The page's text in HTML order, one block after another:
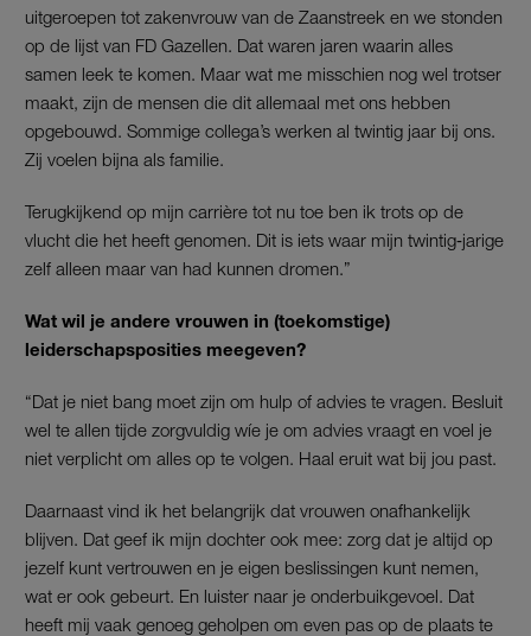
uitgeroepen tot zakenvrouw van de Zaanstreek en we stonden
op de lijst van FD Gazellen. Dat waren jaren waarin alles
samen leek te komen. Maar wat me misschien nog wel trotser
maakt, zijn de mensen die dit allemaal met ons hebben
opgebouwd. Sommige collega’s werken al twintig jaar bij ons.
Zij voelen bijna als familie.
Terugkijkend op mijn carrière tot nu toe ben ik trots op de
vlucht die het heeft genomen. Dit is iets waar mijn twintig‑jarige
zelf alleen maar van had kunnen dromen.”
Wat wil je andere vrouwen in (toekomstige)
leiderschapsposities meegeven?
“Dat je niet bang moet zijn om hulp of advies te vragen. Besluit
wel te allen tijde zorgvuldig wíe je om advies vraagt en voel je
niet verplicht om alles op te volgen. Haal eruit wat bij jou past.
Daarnaast vind ik het belangrijk dat vrouwen onafhankelijk
blijven. Dat geef ik mijn dochter ook mee: zorg dat je altijd op
jezelf kunt vertrouwen en je eigen beslissingen kunt nemen,
wat er ook gebeurt. En luister naar je onderbuikgevoel. Dat
heeft mij vaak genoeg geholpen om even pas op de plaats te